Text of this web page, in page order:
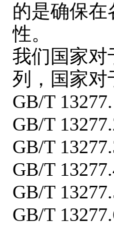
的是确保
性。
我们国家对
列，国家对
GB/T
GB/T
GB/T
GB/T
GB/T
GB/T